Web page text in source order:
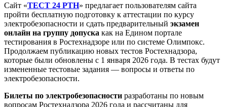
Сайт «ТЕСТ 24 РТН» предлагает пользователям сайта
пройти бесплатную подготовку к аттестации по курсу
электробезопасности и сдать предварительный экзамен
онлайн на группу допуска как на Едином портале
тестирования в Ростехнадзоре или по системе Олимпокс.
Продолжаем публикацию новых тестов Ростехнадзора,
которые были обновлены с 1 января 2026 года. В тестах будут
измененные тестовые задания — вопросы и ответы по
электробезопасности.
Билеты по электробезопасности разработаны по новым
вопросам Ростехнадзора 2026 года и рассчитаны для